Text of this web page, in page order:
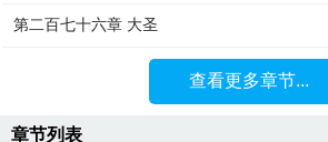
第二百七十六章 大圣
查看更多章节...
章节列表